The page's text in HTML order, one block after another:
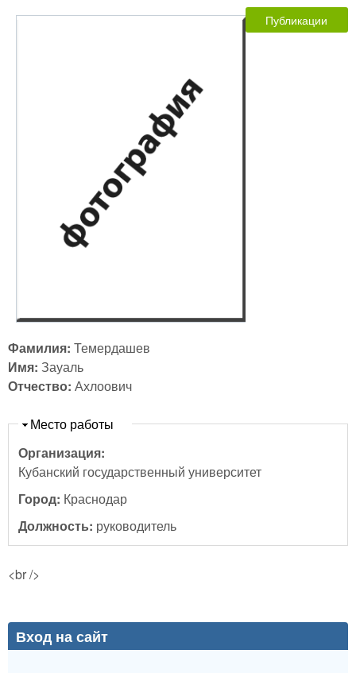
Публикации
Фамилия: Темердашев
Имя: Зауаль
Отчество: Ахлоович
Скрыть
Место работы
Организация:
Кубанский государственный университет
Город: Краснодар
Должность: руководитель
<br />
Вход на сайт